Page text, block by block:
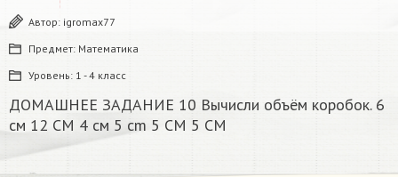
Автор: igromax77
Предмет: Математика
Уровень: 1 - 4 класс
ДОМАШНЕЕ ЗАДАНИЕ 10 Вычисли объём коробок. 6
см 12 CM 4 см 5 cm 5 CM 5 CM​